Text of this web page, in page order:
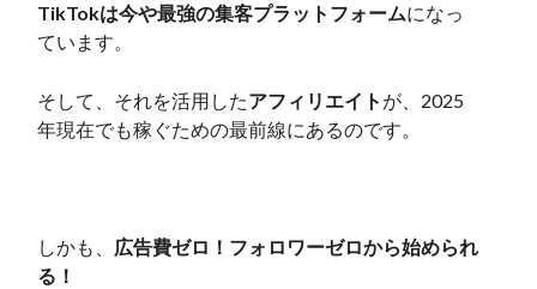
TikTokは今や最強の集客プラットフォームになっ
ています。
そして、それを活用したアフィリエイト が、2025
年現在でも稼ぐための最前線にあるのです。
しかも、 広告費ゼロ！フォロワーゼロから始められ
る！